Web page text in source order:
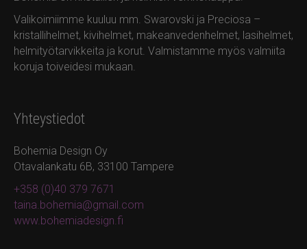
valinnat
tuotteen
sivulla.
valinnat
tuotteen
sivulla.
Valikoimiimme kuuluu mm. Swarovski ja Preciosa –
kristallihelmet, kivihelmet, makeanvedenhelmet, lasihelmet,
helmityötarvikkeita ja korut. Valmistamme myös valmiita
koruja toiveidesi mukaan.
Yhteystiedot
Bohemia Design Oy
Otavalankatu 6B, 33100 Tampere
+358 (0)40 379 7671
taina.bohemia@gmail.com
www.bohemiadesign.fi